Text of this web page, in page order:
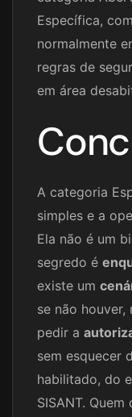
Específica,
normalmente
regras de
em área
A categoria
simples e a
Ela não é um
segredo é
existe um
se não houver,
pedir a
sem esquecer
habilitado, do
SISANT.